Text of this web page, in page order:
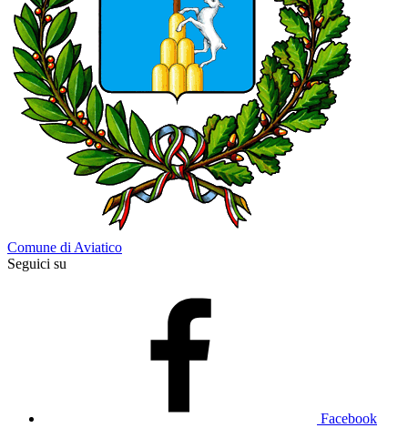
Comune di Aviatico
Seguici su
Facebook